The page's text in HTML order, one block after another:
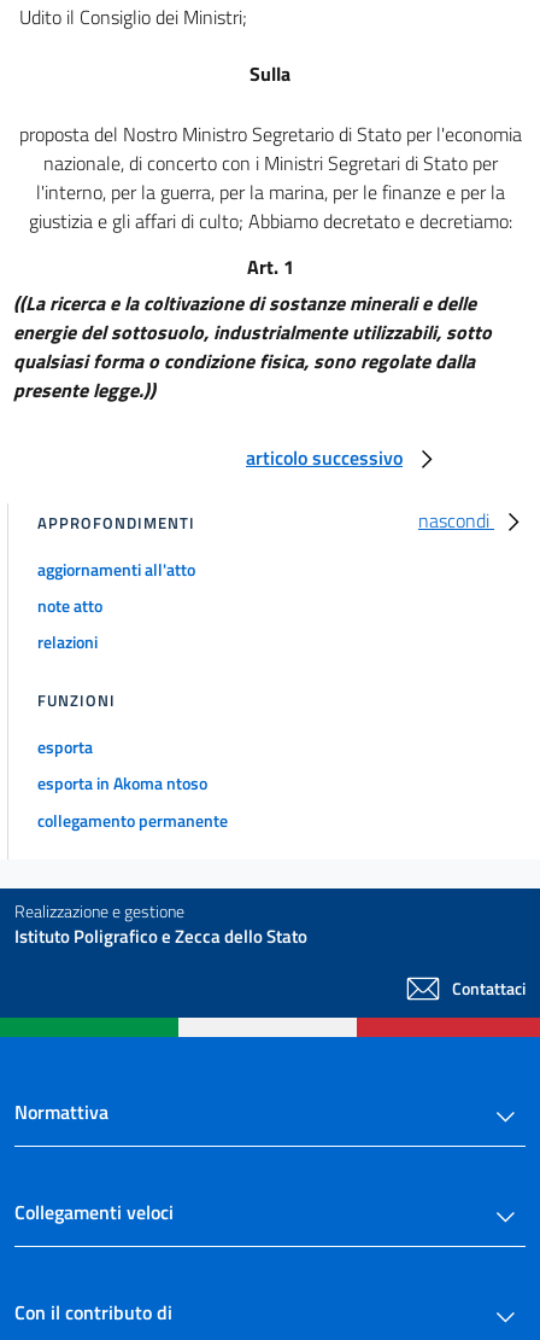
19
Capitolo III. - Esercizio della concessione.
21
22
23
24
26
27
28
32
Capitolo IV. - Cessazione della concessione.
33
35
36
37
b) Rinuncia.
39
c) Decadenza.
Disposizioni comuni alla rinuncia e alla decadenza.
43
44
46
Udito il Consiglio dei Ministri;
Sulla
proposta del Nostro Ministro Segretario di Stato per l'economia
nazionale, di concerto con i Ministri Segretari di Stato per
l'interno, per la guerra, per la marina, per le finanze e per la
giustizia e gli affari di culto; Abbiamo decretato e decretiamo:
Art. 1
((La ricerca e la coltivazione di sostanze minerali e delle
energie del sottosuolo, industrialmente utilizzabili, sotto
qualsiasi forma o condizione fisica, sono regolate dalla
presente legge.))
articolo successivo
nascondi
APPROFONDIMENTI
aggiornamenti all'atto
note atto
relazioni
FUNZIONI
esporta
esporta in Akoma ntoso
collegamento permanente
Realizzazione e gestione
Istituto Poligrafico e Zecca dello Stato
Contattaci
Normattiva
Collegamenti veloci
Con il contributo di